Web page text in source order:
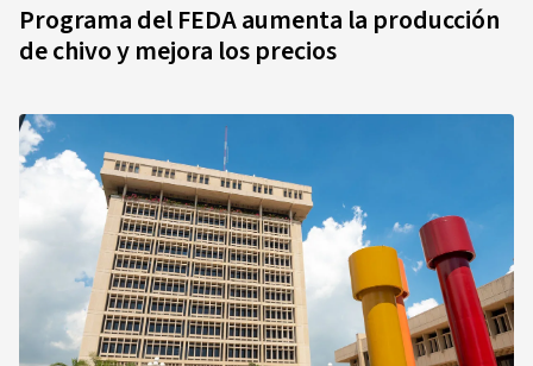
Programa del FEDA aumenta la producción
de chivo y mejora los precios